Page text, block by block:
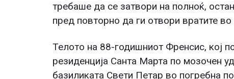
требаше да се затвори на полноќ,
пред повторно да ги отвори вратите во
Телото на 88-годишниот Френсис, кој
резиденција Санта Марта по мозочен
базиликата Свети Петар во погребна